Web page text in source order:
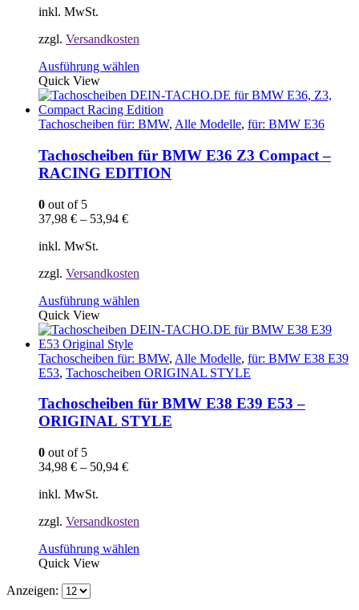
inkl. MwSt.
zzgl. Versandkosten
Ausführung wählen
weist
mehrere
Varianten
Die
Optionen
können
Quick View
Tachoscheiben für: BMW, Alle Modelle, für: BMW E36
Tachoscheiben für BMW E36 Z3 Compact –
RACING EDITION
0 out of 5
37,98 € – 53,94 €
inkl. MwSt.
zzgl. Versandkosten
Ausführung wählen
weist
Varianten
auf.
Optionen
können
auf
Quick View
Tachoscheiben für: BMW, Alle Modelle, für: BMW E38 E39
E53, Tachoscheiben ORIGINAL STYLE
Tachoscheiben für BMW E38 E39 E53 –
ORIGINAL STYLE
0 out of 5
34,98 € – 50,94 €
inkl. MwSt.
zzgl. Versandkosten
Ausführung wählen
Quick View
Anzeigen: